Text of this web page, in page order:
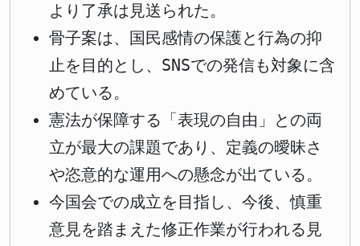
より了承は見送られた。
骨子案は、国民感情の保護と行為の抑
止を目的とし、SNSでの発信も対象に含
めている。
憲法が保障する「表現の自由」との両
立が最大の課題であり、定義の曖昧さ
や恣意的な運用への懸念が出ている。
今国会での成立を目指し、今後、慎重
意見を踏まえた修正作業が行われる見